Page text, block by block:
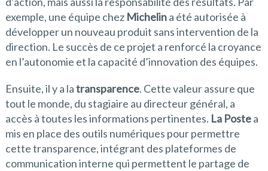
exemple, une équipe chez Michelina été autorisée à
développer un nouveau produit sans intervention de la
direction. Le succès de ce projet a renforcé la croyance
en l’autonomie et la capacité d’innovation des équipes.
Ensuite, il y a latransparence. Cette valeur assure que
tout le monde, du stagiaire au directeur général, a
accès à toutes les informations pertinentes. La Postea
mis en place des outils numériques pour permettre
cette transparence, intégrant des plateformes de
communication interne qui permettent le partage de